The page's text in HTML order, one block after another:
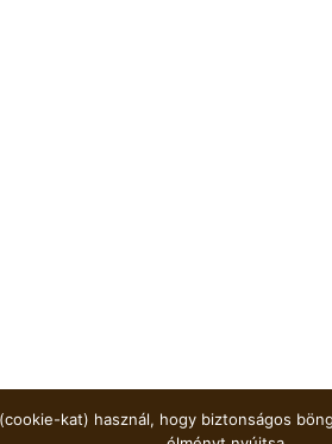
kat) használ, hogy biztonságos